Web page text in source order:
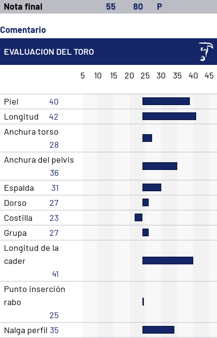
Nota final
55 80 P
Comentario
EVALUACION DEL TORO
5 10 15 20 25 30 35 40 45
Piel
40
Longitud
42
Anchura torso
28
Anchura del pelvis
36
Espalda
31
Dorso
27
Costilla
23
Grupa
27
Longitud de la
cader
41
Punto inserción
rabo
25
Nalga perfil 35